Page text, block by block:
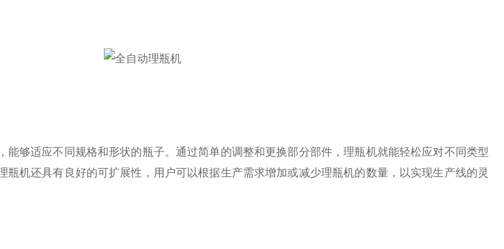
够适应不同规格和形状的瓶子。通过简单的调整和更换部分部件，理瓶机就能轻松应对不同类型
瓶机还具有良好的可扩展性，用户可以根据生产需求增加或减少理瓶机的数量，以实现生产线的灵